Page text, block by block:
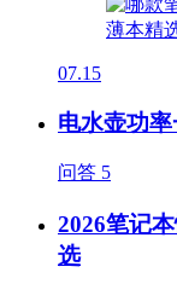
07.15
电水壶功
问答 5
2026笔记
选